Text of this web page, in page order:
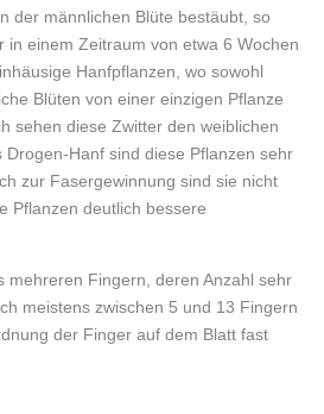
der männlichen Blüte bestäubt, so
in einem Zeitraum von etwa 6 Wochen
Hanfpflanzen, wo sowohl
Blüten von einer einzigen Pflanze
sehen diese Zwitter den weiblichen
Drogen-Hanf sind diese Pflanzen sehr
zur Fasergewinnung sind sie nicht
Pflanzen deutlich bessere
mehreren Fingern, deren Anzahl sehr
meistens zwischen 5 und 13 Fingern
der Finger auf dem Blatt fast